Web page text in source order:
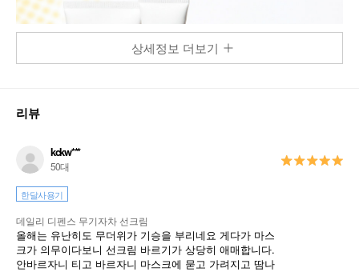
상세정보 더보기
리뷰
kckw***
50대
한달사용기
데일리 디펜스 무기자차 선크림
올해는 유난히도 무더위가 기승을 부리네요 게다가 마스
크가 의무이다보니 선크림 바르기가 상당히 애매합니다.
안바르자니 티고 바르자니 마스크에 묻고 가려지고 땀나